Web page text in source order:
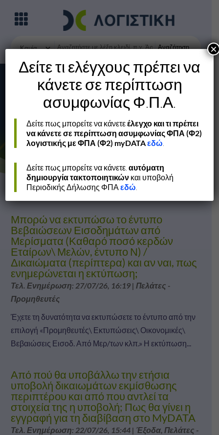
Αναζήτηση
Βασικές Λειτουργίες
Μπορώ να εκτυπώσω το έντυπο
Βεβαιώσεων Εισοδημάτων από
Μερίσματα (Καθαρό ποσό κερδών
Εταίρων\ Μελών, έντυπο Ν) /
Δικαιώματα (περίπτερα) και αν ναι, πως
ενημερώνεται η εκτύπωση;
Τελ. Ενημέρωση: 27/07/26, 16:19| Πελάτες -
Προμηθευτές
Έχετε τη δυνατότητα να εκτυπώσετε το έντυπο από την
επιλογή «Προμηθευτές\ Εκτυπώσεις\ Οικονομικές\
Βεβαιώσεις Εισοδ. Από Μερ/των κλπ.» Η εκτύπωση...
Από πού θα υποβάλλω την ετήσια
υποβολή δικαιωμάτων εκμίσθωσης
περιπτέρου και από που αντλεί τα
στοιχεία της η υποβολή; Πως θα γίνει η
εγγραφή για τη διαβίβαση στο MyDATA
Τελ. Ενημέρωση: 22/07/26, 15:44| Έξοδα, Πελάτες -
Δείτε τι ελέγχους πρέπει να
κάνετε σε περίπτωση
ασυμφωνίας Φ.Π.Α.
Δείτε πως μπορείτε να κάνετεέλεγχο και τι πρέπει
να κάνετε σε περίπτωση ασυμφωνίας ΦΠΑ (Φ2)
λογιστικής με ΦΠΑ (Φ2) myDATAεδώ.
Δείτε πως μπορείτε να κάνετε,αυτόματη
δημιουργία τακτοποιητικών και υποβολή
Περιοδικής Δήλωσης ΦΠΑεδώ.
×